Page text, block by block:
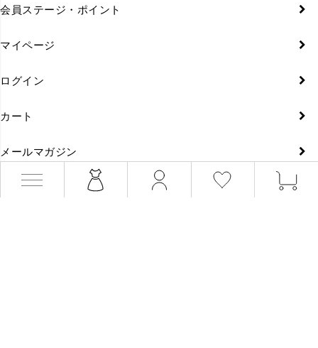
会員ステージ・ポイント
マイページ
ログイン
カート
メールマガジン
会員規約